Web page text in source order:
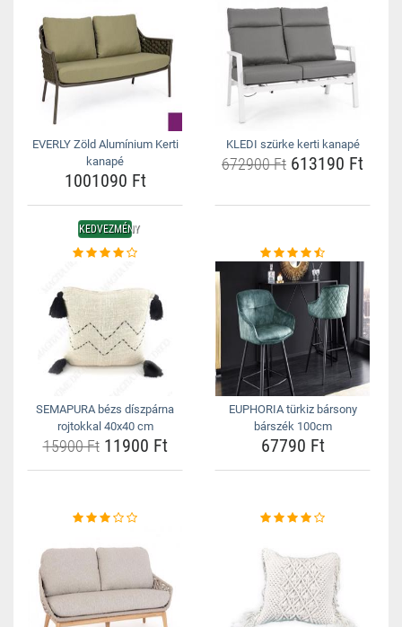
EVERLY Zöld Alumínium Kerti
kanapé
1001090 Ft
KLEDI szürke kerti kanapé
672900 Ft 613190 Ft
KEDVEZMÉNY
SEMAPURA bézs díszpárna
rojtokkal 40x40 cm
15900 Ft11900 Ft
EUPHORIA türkiz bársony
bárszék 100cm
67790 Ft